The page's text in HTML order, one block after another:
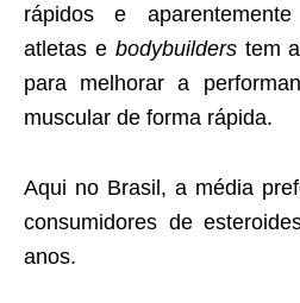
rápidos e
atletas e bodybuilderstem
para melhorar a
muscular de forma rápida.
Aqui no Brasil, a média
consumidores de
anos.